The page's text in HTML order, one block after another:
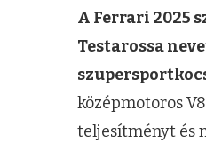
A Ferrari 2025
Testarossa
középmotoros
teljesítményt és